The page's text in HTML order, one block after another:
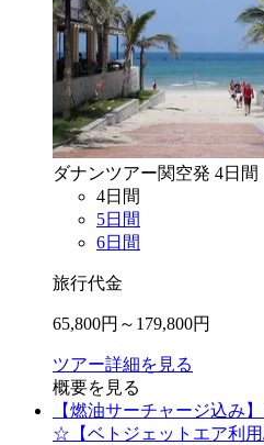
ダナンツアー関空発 4日間
4日間
5日間
6日間
旅行代金
65,800円～ 179,800円
ツアー詳細を見る
概要を見る
【燃油サーチャージ込み
☆【ベトジェットエア利